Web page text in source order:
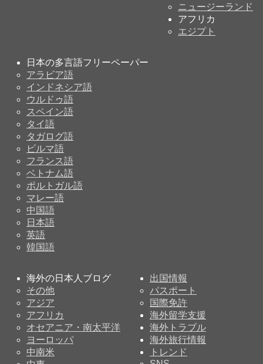
ニュージーランド
アフリカ
エジプト
日本の多言語フリーペーパー
アラビア語
インドネシア語
ウルドゥ語
スペイン語
タイ語
タガログ語
ビルマ語
フランス語
ベトナム語
ポルトガル語
マレー語
中国語
日本語
英語
韓国語
海外の日本人ブログ
その他
アジア
アフリカ
オセアニア・南太平洋
ヨーロッパ
中南米
出国情報
パスポート
国際免許
海外留学支援
海外トラブル
海外旅行情報
トレンド